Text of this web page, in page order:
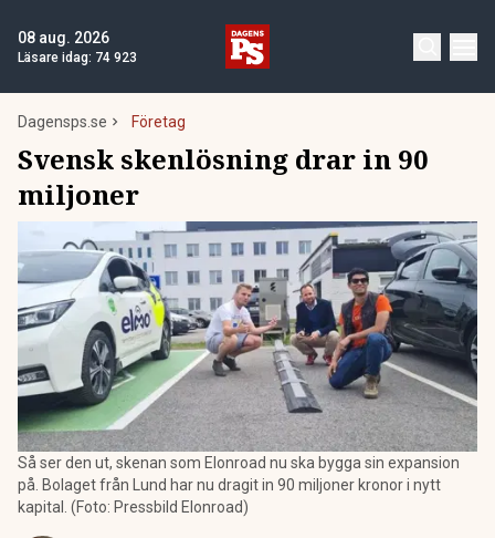
08 aug. 2026
Läsare idag: 74 923
Dagensps.se Företag
Svensk skenlösning drar in 90
miljoner
Så ser den ut, skenan som Elonroad nu ska bygga sin expansion
på. Bolaget från Lund har nu dragit in 90 miljoner kronor i nytt
kapital. (Foto: Pressbild Elonroad)